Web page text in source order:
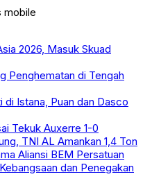
2026, Masuk Skuad
Penghematan di Tengah
Istana, Puan dan Dasco
Tekuk Auxerre 1-0
TNI AL Amankan 1,4 Ton
Aliansi BEM Persatuan
dan Penegakan